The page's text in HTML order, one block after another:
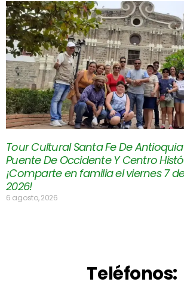
Tour Cultural Santa Fe De
Puente De Occidente Y Centro
¡Comparte en familia el viernes 7
2026!
6 agosto, 2026
Teléfonos: